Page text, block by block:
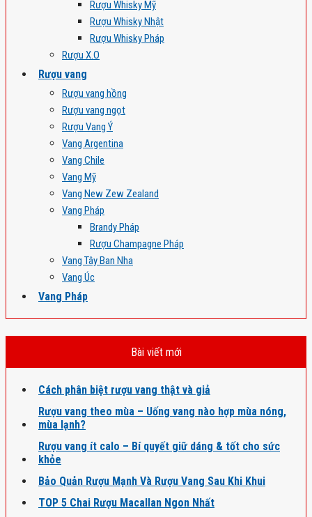
Rượu Whisky Mỹ
Rượu Whisky Nhật
Rượu Whisky Pháp
Rượu X.O
Rượu vang
Rượu vang hồng
Rượu vang ngọt
Rượu Vang Ý
Vang Argentina
Vang Chile
Vang Mỹ
Vang New Zew Zealand
Vang Pháp
Brandy Pháp
Rượu Champagne Pháp
Vang Tây Ban Nha
Vang Úc
Vang Pháp
Bài viết mới
Cách phân biệt rượu vang thật và giả
Rượu vang theo mùa – Uống vang nào hợp mùa nóng,
mùa lạnh?
Rượu vang ít calo – Bí quyết giữ dáng & tốt cho sức
khỏe
Bảo Quản Rượu Mạnh Và Rượu Vang Sau Khi Khui
TOP 5 Chai Rượu Macallan Ngon Nhất